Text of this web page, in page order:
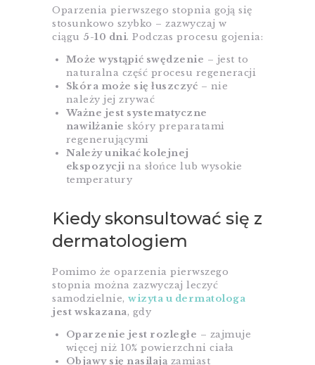
Oparzenia pierwszego stopnia goją się
stosunkowo szybko – zazwyczaj w
ciągu 5-10 dni. Podczas procesu gojenia:
Może wystąpić swędzenie – jest to
naturalna część procesu regeneracji
Skóra może się łuszczyć – nie
należy jej zrywać
Ważne jest systematyczne
nawilżanie skóry preparatami
regenerującymi
Należy unikać kolejnej
ekspozycji na słońce lub wysokie
temperatury
Kiedy skonsultować się z
dermatologiem
Pomimo że oparzenia pierwszego
stopnia można zazwyczaj leczyć
samodzielnie, wizyta u dermatologa
jest wskazana, gdy
Oparzenie jest rozległe – zajmuje
więcej niż 10% powierzchni ciała
Objawy się nasilają zamiast